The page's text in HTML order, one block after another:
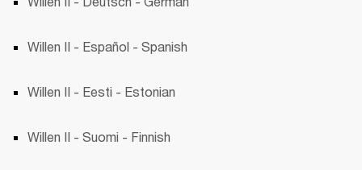
Willen II - Español - Spanish
Willen II - Eesti - Estonian
Willen II - Suomi - Finnish